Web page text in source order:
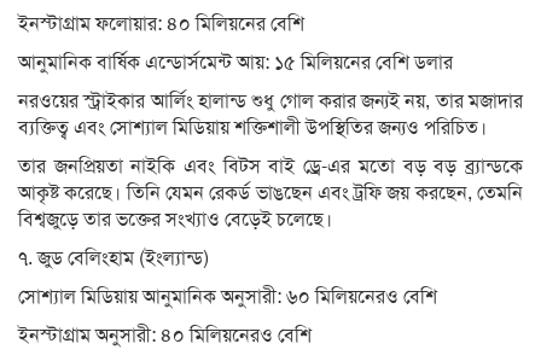
ইনস্টাগ্রাম ফলোয়ার: ৪০ মিলিয়নের বেশি
আনুমানিক বার্ষিক এন্ডোর্সমেন্ট আয়: ১৫ মিলিয়নের বেশি ডলার
নরওয়ের স্ট্রাইকার আর্লিং হালান্ড শুধু গোল করার জন্যই নয়, তার মজাদার
ব্যক্তিত্ব এবং সোশ্যাল মিডিয়ায় শক্তিশালী উপস্থিতির জন্যও পরিচিত।
তার জনপ্রিয়তা নাইকি এবং বিটস বাই ড্রে-এর মতো বড় বড় ব্র্যান্ডকে
আকৃষ্ট করেছে। তিনি যেমন রেকর্ড ভাঙছেন এবং ট্রফি জয় করছেন, তেমনি
বিশ্বজুড়ে তার ভক্তের সংখ্যাও বেড়েই চলেছে।
৭. জুড বেলিংহাম (ইংল্যান্ড)
সোশ্যাল মিডিয়ায় আনুমানিক অনুসারী: ৬০ মিলিয়নেরও বেশি
ইনস্টাগ্রাম অনুসারী: ৪০ মিলিয়নেরও বেশি